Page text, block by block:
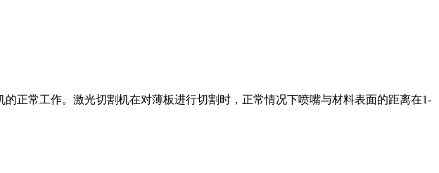
正常工作。激光切割机在对薄板进行切割时，正常情况下喷嘴与材料表面的距离在1-